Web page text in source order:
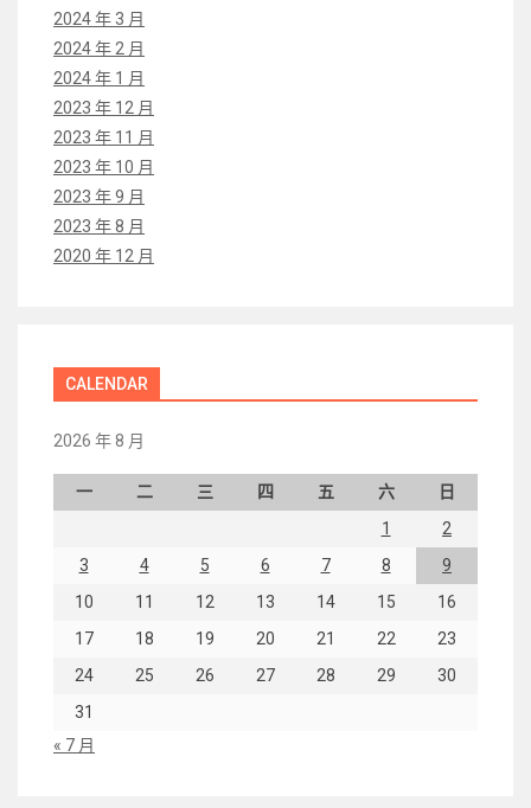
2024 年 3 月
2024 年 2 月
2024 年 1 月
2023 年 12 月
2023 年 11 月
2023 年 10 月
2023 年 9 月
2023 年 8 月
2020 年 12 月
CALENDAR
2026 年 8 月
一 二 三 四 五 六
日
1
2
3
4 5 6 7 8
9
10
11 12 13 14 15
16
17
18 19 20 21 22
23
24
25 26 27 28 29
30
31
« 7 月